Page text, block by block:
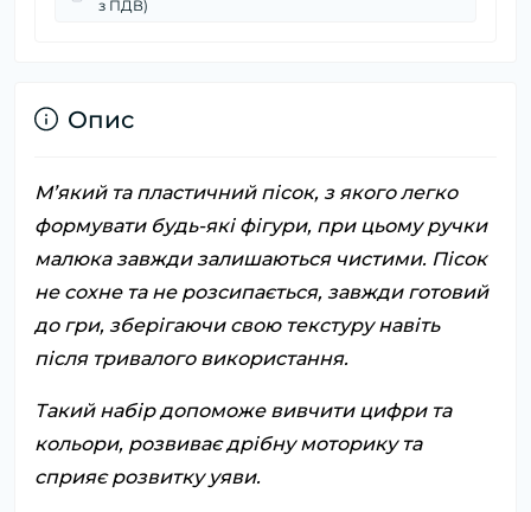
з ПДВ)
Опис
М’який та пластичний пісок, з якого легко
формувати будь-які фігури, при цьому ручки
малюка завжди залишаються чистими. Пісок
не сохне та не розсипається, завжди готовий
до гри, зберігаючи свою текстуру навіть
після тривалого використання.
Такий набір допоможе вивчити цифри та
кольори, розвиває дрібну моторику та
сприяє розвитку уяви.